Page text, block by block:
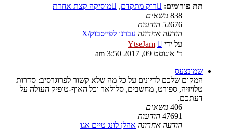
תת פורומים:
רוק מתקדם,
מוסיקה קצת אחרת
838 נושאים
52676 הודעות
הודעה אחרונה עברנו לפייסבוק/X
על ידי
YtseJamצפה
בהודעה
ד' אוגוסט 09, 2017 3:50 am
שמונצעס
המקום שלכם לדיונים על כל מה שלא קשור לפרוגרסיב: סדרות
טלויזיה, ספורט, מחשבים, סלולאר וכל האוף-טופיק העולה על
דעתכם.
406 נושאים
47691 הודעות
הודעה אחרונה אהלן לונג טיים אגו